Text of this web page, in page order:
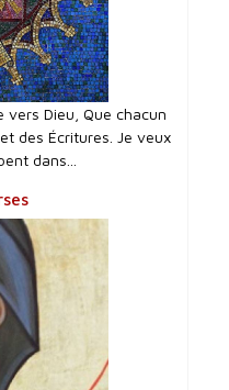
vers Dieu, Que chacun
des Écritures. Je veux
dans...